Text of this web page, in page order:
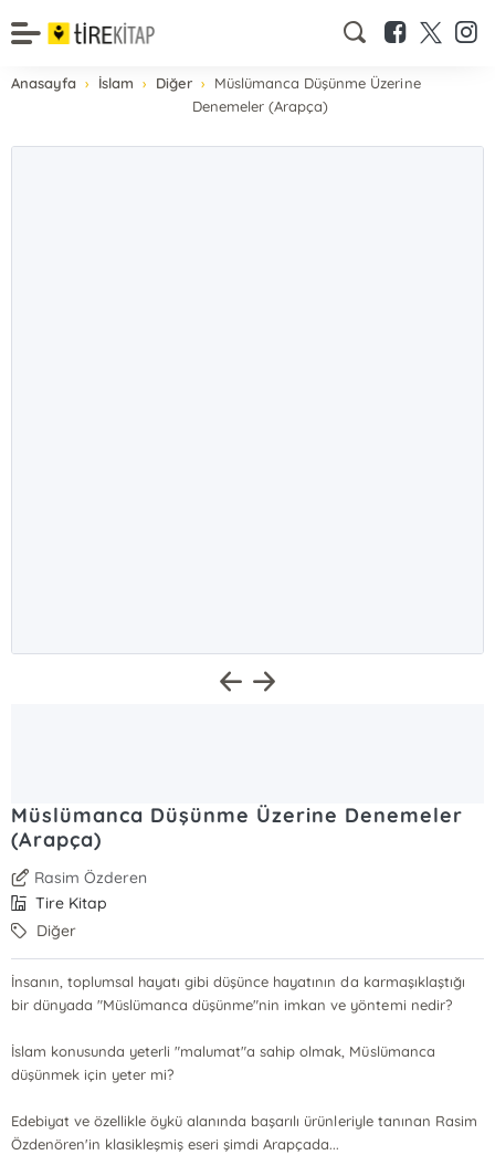
Anasayfa İslam Diğer
Müslümanca Düşünme Üzerine
Denemeler (Arapça)
Müslümanca Düşünme Üzerine Denemeler
(Arapça)
Rasim Özderen
Tire Kitap
Diğer
İnsanın, toplumsal hayatı gibi düşünce hayatının da karmaşıklaştığı
bir dünyada "Müslümanca düşünme"nin imkan ve yöntemi nedir?
İslam konusunda yeterli "malumat"a sahip olmak, Müslümanca
düşünmek için yeter mi?
Edebiyat ve özellikle öykü alanında başarılı ürünleriyle tanınan Rasim
Özdenören'in klasikleşmiş eseri şimdi Arapçada...